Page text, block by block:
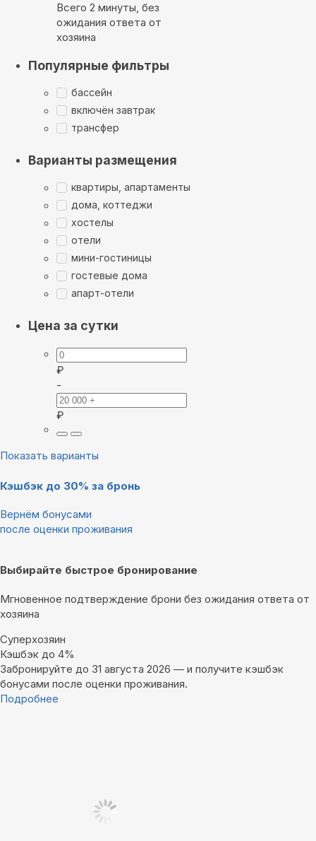
Всего 2 минуты, без
ожидания ответа от
хозяина
Популярные фильтры
бассейн
включён завтрак
трансфер
Варианты размещения
квартиры, апартаменты
дома, коттеджи
хостелы
отели
мини-гостиницы
гостевые дома
апарт-отели
Цена за сутки
₽
-
₽
Показать варианты
Кэшбэк до 30% за бронь
Вернём бонусами
после оценки проживания
Выбирайте быстрое бронирование
Мгновенное подтверждение брони без ожидания ответа от
хозяина
Суперхозяин
Кэшбэк до 4%
Забронируйте до 31 августа 2026 — и получите кэшбэк
бонусами после оценки проживания.
Подробнее